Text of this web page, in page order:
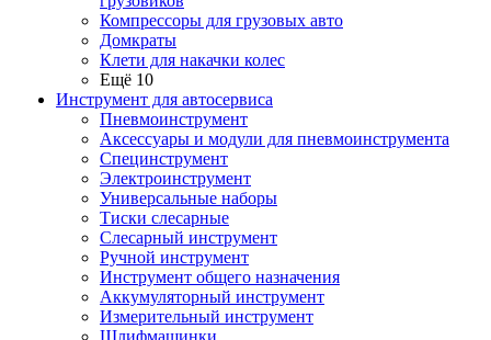
Компрессоры для грузовых авто
Домкраты
Клети для накачки колес
Ещё 10
Инструмент для автосервиса
Пневмоинструмент
Аксессуары и модули для пневмоинструмента
Специнструмент
Электроинструмент
Универсальные наборы
Тиски слесарные
Слесарный инструмент
Ручной инструмент
Инструмент общего назначения
Аккумуляторный инструмент
Измерительный инструмент
Шлифмашинки